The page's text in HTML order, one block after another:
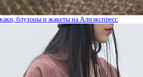
блузоны и жакеты на Алиэкспресс